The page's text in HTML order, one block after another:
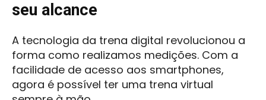
seu alcance
A tecnologia da trena digital revolucionou a
forma como realizamos medições. Com a
facilidade de acesso aos smartphones,
agora é possível ter uma trena virtual